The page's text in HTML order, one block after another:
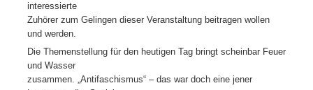
interessierte
Zuhörer zum Gelingen dieser Veranstaltung beitragen wollen
und werden.
Die Themenstellung für den heutigen Tag bringt scheinbar Feuer
und Wasser
zusammen. „Antifaschismus“ – das war doch eine jener